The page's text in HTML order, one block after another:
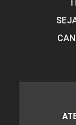
Iogurte:
Ovos: